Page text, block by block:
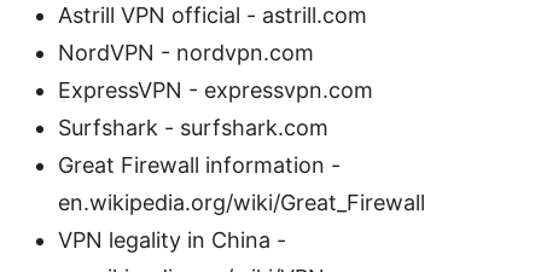
Astrill VPN official - astrill.com
NordVPN - nordvpn.com
ExpressVPN - expressvpn.com
Surfshark - surfshark.com
Great Firewall information -
en.wikipedia.org/wiki/Great_Firewall
VPN legality in China -